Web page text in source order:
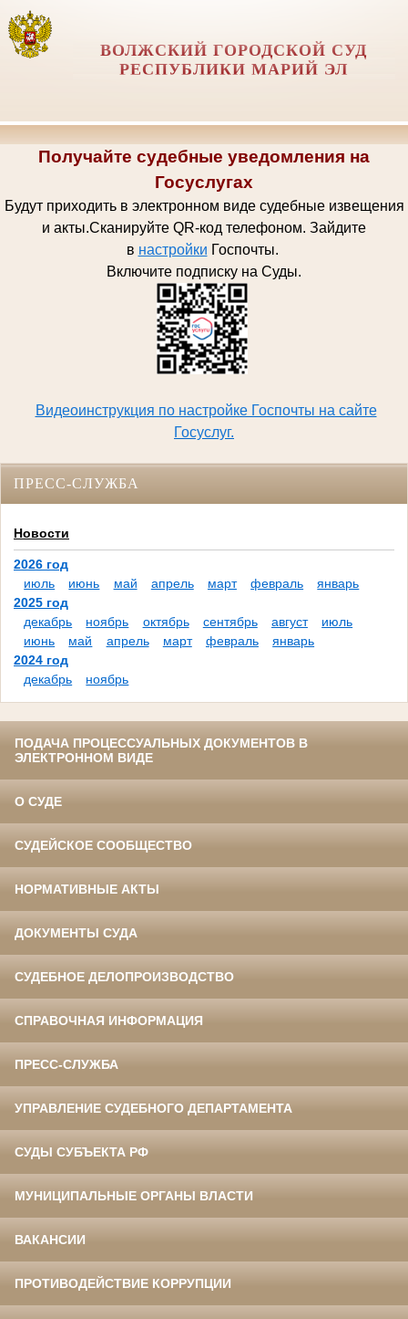
ВОЛЖСКИЙ ГОРОДСКОЙ СУД
РЕСПУБЛИКИ МАРИЙ ЭЛ
Получайте судебные уведомления на
Госуслугах
Будут приходить в электронном виде судебные извещения
и акты.Сканируйте QR-код телефоном. Зайдите
в настройки Госпочты.
Включите подписку на Суды.
Видеоинструкция по настройке Госпочты на сайте
Госуслуг.
ПРЕСС-СЛУЖБА
Новости
2026 год
июль
июнь май апрель март февраль
январь
2025 год
декабрь
ноябрь октябрь сентябрь август
июль
июнь
май апрель март февраль
январь
2024 год
декабрь
ноябрь
ПОДАЧА ПРОЦЕССУАЛЬНЫХ ДОКУМЕНТОВ В
ЭЛЕКТРОННОМ ВИДЕ
О СУДЕ
СУДЕЙСКОЕ СООБЩЕСТВО
НОРМАТИВНЫЕ АКТЫ
ДОКУМЕНТЫ СУДА
СУДЕБНОЕ ДЕЛОПРОИЗВОДСТВО
СПРАВОЧНАЯ ИНФОРМАЦИЯ
ПРЕСС-СЛУЖБА
УПРАВЛЕНИЕ СУДЕБНОГО ДЕПАРТАМЕНТА
СУДЫ СУБЪЕКТА РФ
МУНИЦИПАЛЬНЫЕ ОРГАНЫ ВЛАСТИ
ВАКАНСИИ
ПРОТИВОДЕЙСТВИЕ КОРРУПЦИИ